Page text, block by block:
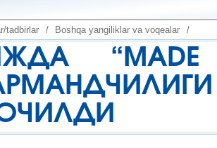
tadbirlar / Boshqa yangiliklar va voqealar /
“MADE